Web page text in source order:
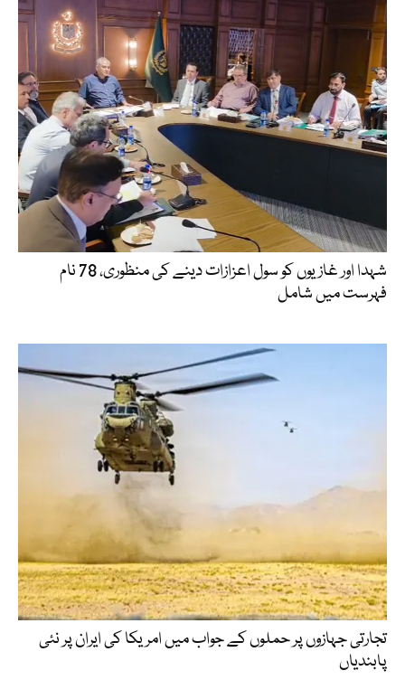
شہدا اور غازیوں کو سول اعزازات دینے کی منظوری، 78 نام
فہرست میں شامل
تجارتی جہازوں پر حملوں کے جواب میں امریکا کی ایران پر نئی
پابندیاں